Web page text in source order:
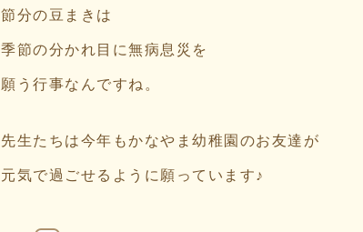
節分の豆まきは
季節の分かれ目に無病息災を
願う行事なんですね。
先生たちは今年もかなやま幼稚園のお友達が
元気で過ごせるように願っています♪